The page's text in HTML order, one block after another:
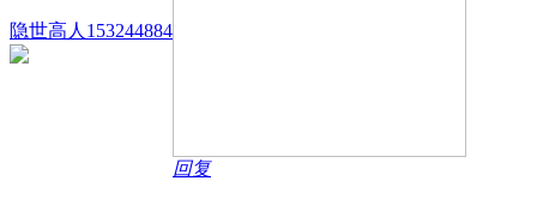
隐世高人153244884
回复